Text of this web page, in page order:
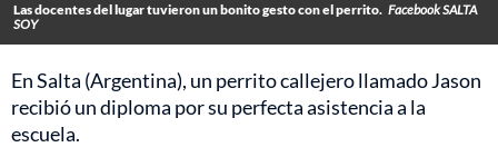
Las docentes del lugar tuvieron un bonito gesto con el perrito. Facebook SALTA
SOY
En Salta (Argentina), un perrito callejero llamado Jason
recibió un diploma por su perfecta asistencia a la
escuela.